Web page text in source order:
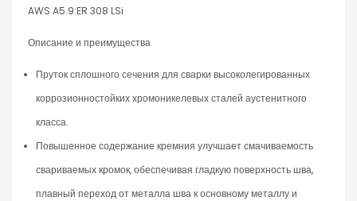
AWS A5.9:ER 308 LSi
Описание и преимущества
Пруток сплошного сечения для сварки высоколегированных
коррозионностойких хромоникелевых сталей аустенитного
класса.
Повышенное содержание кремния улучшает смачиваемость
свариваемых кромок, обеспечивая гладкую поверхность шва,
плавный переход от металла шва к основному металлу и